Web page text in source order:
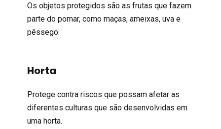
Os objetos protegidos são as frutas que fazem
parte do pomar, como maças, ameixas, uva e
pêssego.
Horta
Protege contra riscos que possam afetar as
diferentes culturas que são desenvolvidas em
uma horta.